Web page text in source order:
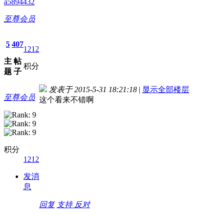
至尊会员
5
主
题
407
帖
子
1212
积分
至尊会员
积分
1212
发消
息
发表于 2015-5-31 18:21:18 | 显示全部楼层
这个看来不错啊
回复 支持 反对